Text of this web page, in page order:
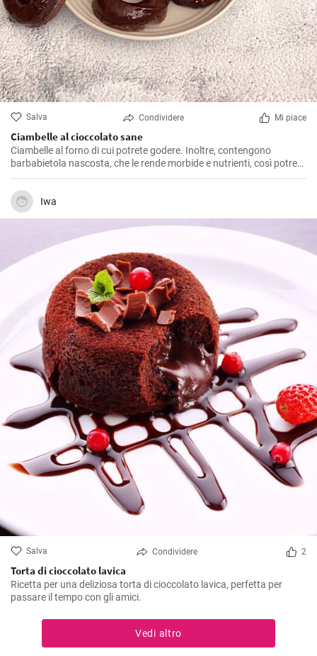
Salva Condividere Mi piace
Ciambelle al cioccolato sane
Ciambelle al forno di cui potrete godere. Inoltre, contengono
barbabietola nascosta, che le rende morbide e nutrienti, così potrete
far mangiare ai bambini una porzione di verdura con una dolce
delizia.
Iwa
Salva Condividere 2
Torta di cioccolato lavica
Ricetta per una deliziosa torta di cioccolato lavica, perfetta per
passare il tempo con gli amici.
Vedi altro